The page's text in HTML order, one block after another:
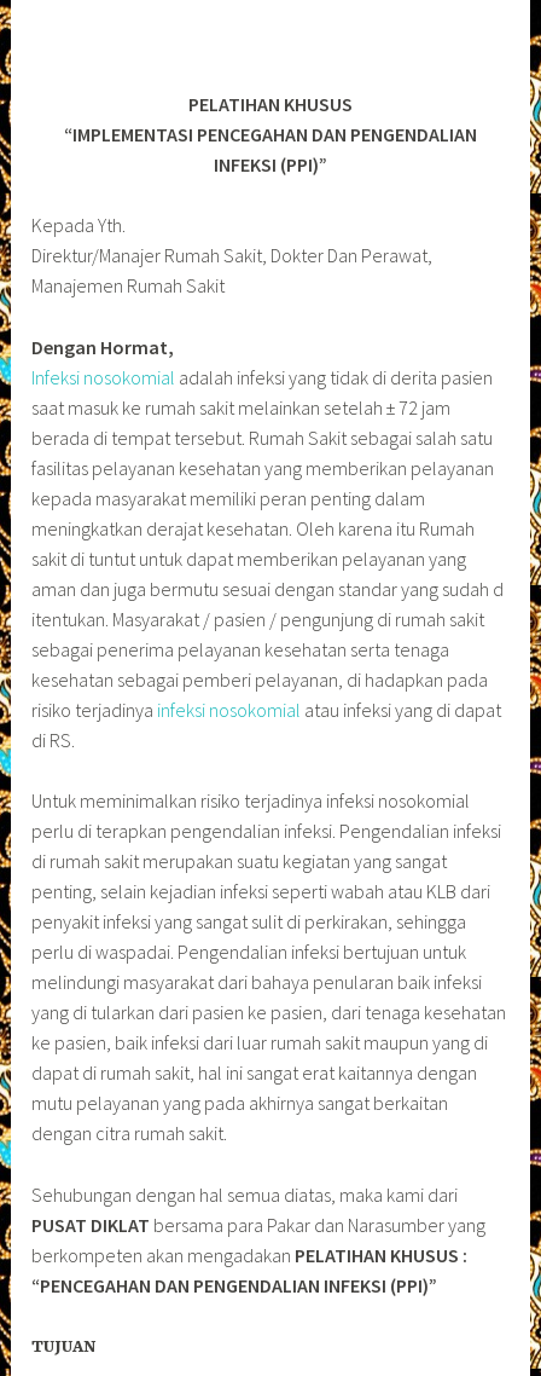
PELATIHAN KHUSUS
“IMPLEMENTASI PENCEGAHAN DAN PENGENDALIAN
INFEKSI (PPI)”
Kepada Yth.
Direktur/Manajer Rumah Sakit, Dokter Dan Perawat,
Manajemen Rumah Sakit
Dengan Hormat,
Infeksi nosokomial adalah infeksi yang tidak di derita pasien
saat masuk ke rumah sakit melainkan setelah ± 72 jam
berada di tempat tersebut. Rumah Sakit sebagai salah satu
fasilitas pelayanan kesehatan yang memberikan pelayanan
kepada masyarakat memiliki peran penting dalam
meningkatkan derajat kesehatan. Oleh karena itu Rumah
sakit di tuntut untuk dapat memberikan pelayanan yang
aman dan juga bermutu sesuai dengan standar yang sudah d
itentukan. Masyarakat / pasien / pengunjung di rumah sakit
sebagai penerima pelayanan kesehatan serta tenaga
kesehatan sebagai pemberi pelayanan, di hadapkan pada
risiko terjadinya infeksi nosokomial atau infeksi yang di dapat
di RS.
Untuk meminimalkan risiko terjadinya infeksi nosokomial
perlu di terapkan pengendalian infeksi. Pengendalian infeksi
di rumah sakit merupakan suatu kegiatan yang sangat
penting, selain kejadian infeksi seperti wabah atau KLB dari
penyakit infeksi yang sangat sulit di perkirakan, sehingga
perlu di waspadai. Pengendalian infeksi bertujuan untuk
melindungi masyarakat dari bahaya penularan baik infeksi
yang di tularkan dari pasien ke pasien, dari tenaga kesehatan
ke pasien, baik infeksi dari luar rumah sakit maupun yang di
dapat di rumah sakit, hal ini sangat erat kaitannya dengan
mutu pelayanan yang pada akhirnya sangat berkaitan
dengan citra rumah sakit.
Sehubungan dengan hal semua diatas, maka kami dari
PUSAT DIKLAT bersama para Pakar dan Narasumber yang
berkompeten akan mengadakan PELATIHAN KHUSUS :
“PENCEGAHAN DAN PENGENDALIAN INFEKSI (PPI)”
TUJUAN